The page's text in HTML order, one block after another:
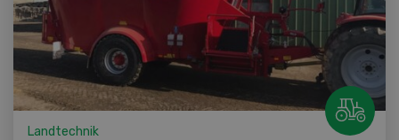
Landtechnik